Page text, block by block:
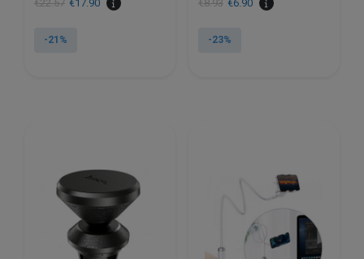
€22.57
original
€17.90
atual
-21%
€8.93
original
€6.90
atual
-23%